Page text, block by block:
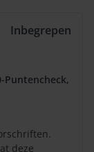
Inbegrepen
Puntencheck,
deze